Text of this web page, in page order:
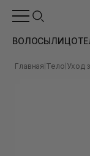
ВОЛОСЫЛИЦО
Главная Тело Уход